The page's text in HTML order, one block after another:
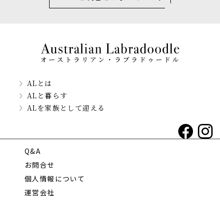
ALとは
ALと暮らす
ALを家族として迎える
Q&A
お問合せ
個人情報について
運営会社